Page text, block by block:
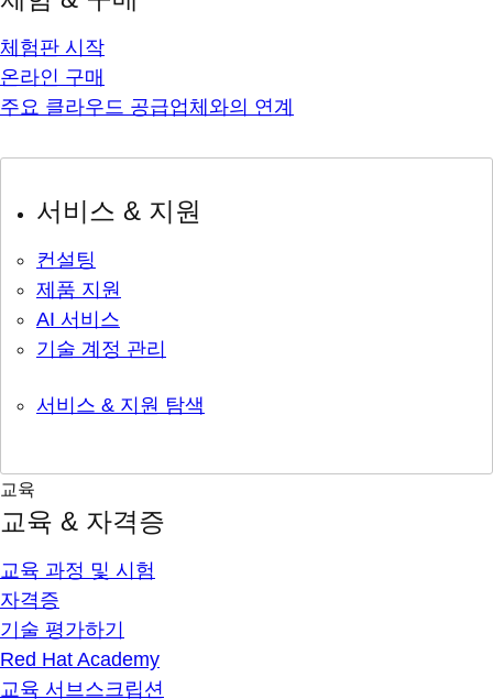
체험판 시작
온라인 구매
주요 클라우드 공급업체와의 연계
서비스 & 지원
컨설팅
제품 지원
AI 서비스
기술 계정 관리
서비스 & 지원 탐색
교육
교육 & 자격증
교육 과정 및 시험
자격증
기술 평가하기
Red Hat Academy
교육 서브스크립션